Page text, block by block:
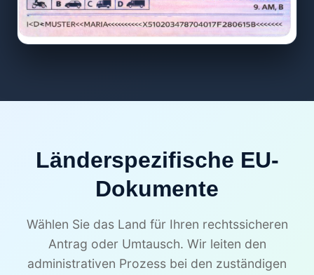
Länderspezifische EU-
Dokumente
Wählen Sie das Land für Ihren rechtssicheren
Antrag oder Umtausch. Wir leiten den
administrativen Prozess bei den zuständigen